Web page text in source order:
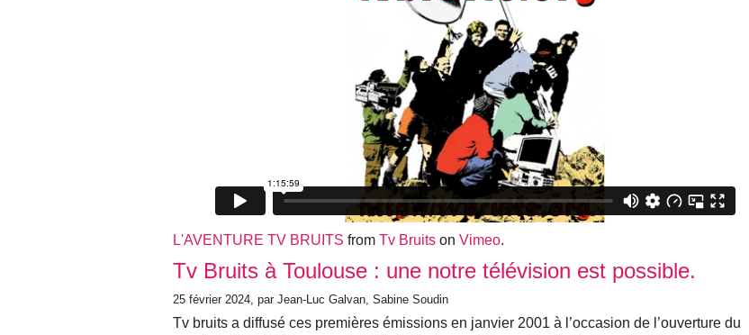
L'AVENTURE TV BRUITS from Tv Bruits on Vimeo.
Tv Bruits à Toulouse : une notre télévision est possible.
25 février 2024, par Jean-Luc Galvan, Sabine Soudin
Tv bruits a diffusé ces premières émissions en janvier 2001 à l’occasion de l’ouverture du